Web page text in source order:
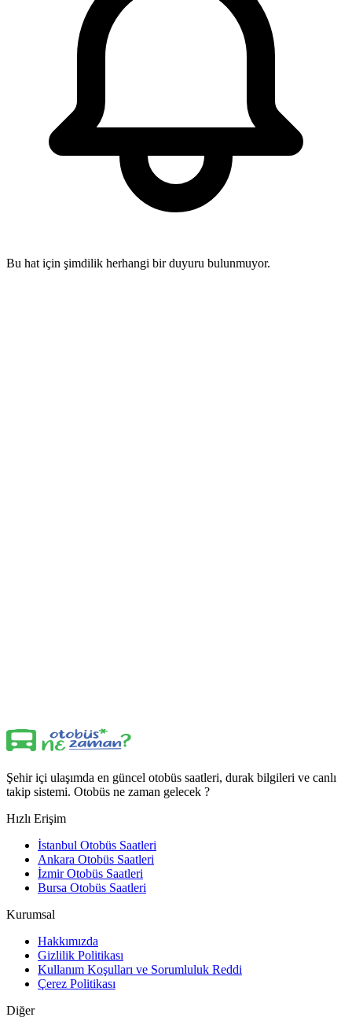
Bu hat için şimdilik herhangi bir duyuru bulunmuyor.
Şehir içi ulaşımda en güncel otobüs saatleri, durak bilgileri ve canlı
takip sistemi. Otobüs ne zaman gelecek ?
Hızlı Erişim
İstanbul Otobüs Saatleri
Ankara Otobüs Saatleri
İzmir Otobüs Saatleri
Bursa Otobüs Saatleri
Kurumsal
Hakkımızda
Gizlilik Politikası
Kullanım Koşulları ve Sorumluluk Reddi
Çerez Politikası
Diğer